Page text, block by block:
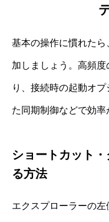
基本の操作に慣れた
加しましょう。高頻
り、接続時の起動オ
た同期制御などで効率
ショートカット
る方法
エクスプローラーの